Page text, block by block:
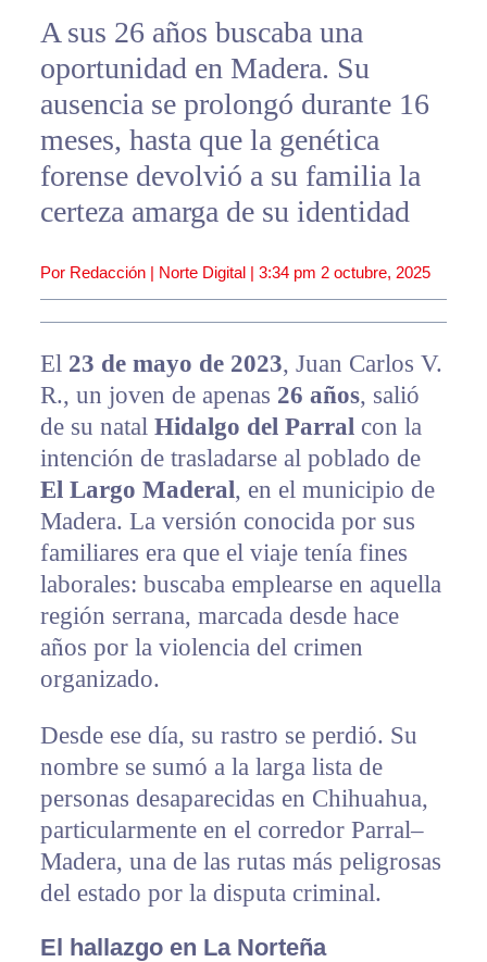
A sus 26 años buscaba una
oportunidad en Madera. Su
ausencia se prolongó durante 16
meses, hasta que la genética
forense devolvió a su familia la
certeza amarga de su identidad
Por Redacción | Norte Digital | 3:34 pm 2 octubre, 2025
El 23 de mayo de 2023, Juan Carlos V.
R., un joven de apenas 26 años, salió
de su natal Hidalgo del Parral con la
intención de trasladarse al poblado de
El Largo Maderal, en el municipio de
Madera. La versión conocida por sus
familiares era que el viaje tenía fines
laborales: buscaba emplearse en aquella
región serrana, marcada desde hace
años por la violencia del crimen
organizado.
Desde ese día, su rastro se perdió. Su
nombre se sumó a la larga lista de
personas desaparecidas en Chihuahua,
particularmente en el corredor Parral–
Madera, una de las rutas más peligrosas
del estado por la disputa criminal.
El hallazgo en La Norteña